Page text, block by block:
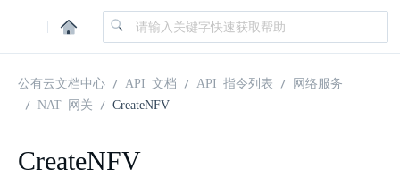
|
公有云文档中心 API 文档 API 指令列表
网络服务
NAT 网关
CreateNFV
CreateNFV